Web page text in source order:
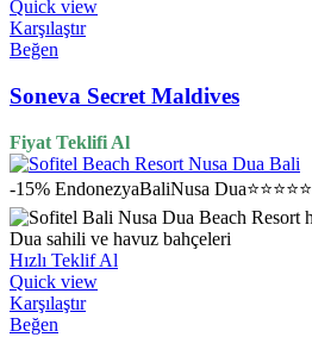
Quick view
Karşılaştır
Beğen
Soneva Secret Maldives
Fiyat Teklifi Al
-15% EndonezyaBaliNusa Dua⭐⭐⭐⭐⭐
Hızlı Teklif Al
Quick view
Karşılaştır
Beğen